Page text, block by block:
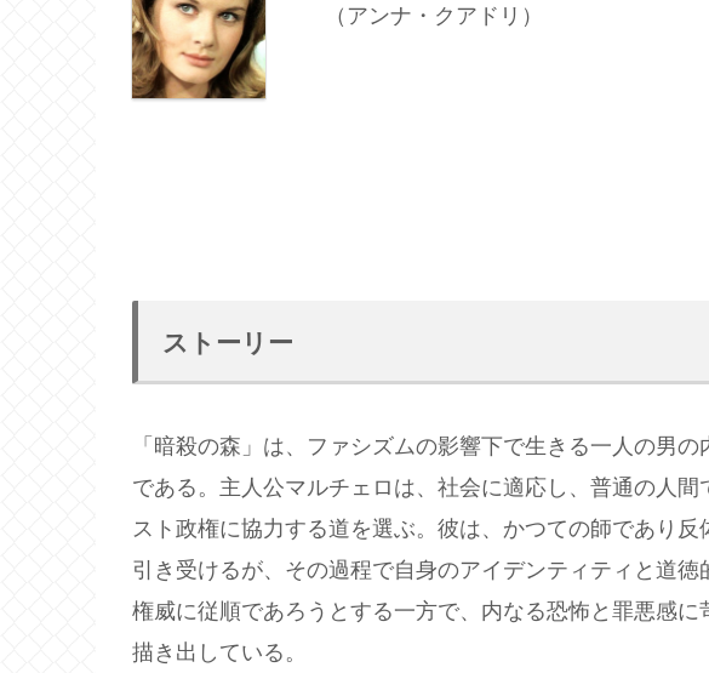
（アンナ・クアドリ）
ストーリー
「暗殺の森」は、ファシズムの影響下で生きる一人の男
である。主人公マルチェロは、社会に適応し、普通の人
スト政権に協力する道を選ぶ。彼は、かつての師であり
引き受けるが、その過程で自身のアイデンティティと道徳
権威に従順であろうとする一方で、内なる恐怖と罪悪感に
描き出している。